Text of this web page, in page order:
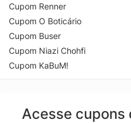
Cupom Renner
Cupom O Boticário
Cupom Buser
Cupom Niazi Chohfi
Cupom KaBuM!
Acesse cupons